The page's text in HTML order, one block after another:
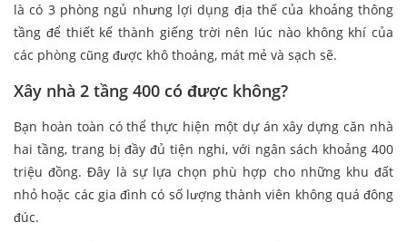
là có 3 phòng ngủ nhưng lợi dụng địa thế của khoảng thông
tầng để thiết kế thành giếng trời nên lúc nào không khí của
các phòng cũng được khô thoáng, mát mẻ và sạch sẽ.
Xây nhà 2 tầng 400 có được không?
Bạn hoàn toàn có thể thực hiện một dự án xây dựng căn nhà
hai tầng, trang bị đầy đủ tiện nghi, với ngân sách khoảng 400
triệu đồng. Đây là sự lựa chọn phù hợp cho những khu đất
nhỏ hoặc các gia đình có số lượng thành viên không quá đông
đúc.